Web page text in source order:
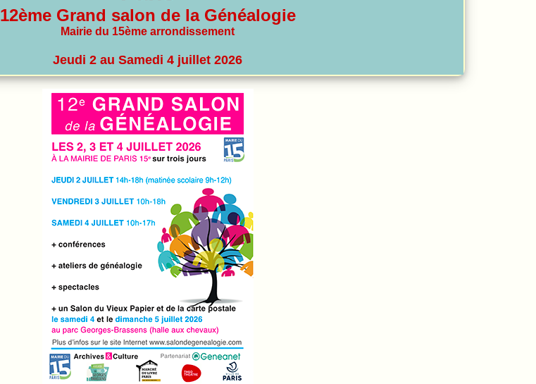
12ème Grand salon de la Généalogie
Mairie du 15ème arrondissement
Jeudi 2 au Samedi 4 juillet 2026